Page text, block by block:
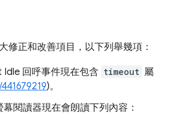
修正和改善項目，以下列舉幾項：
Idle 回呼事件現在包含 timeout 屬
)。
幕閱讀器現在會朗讀下列內容：